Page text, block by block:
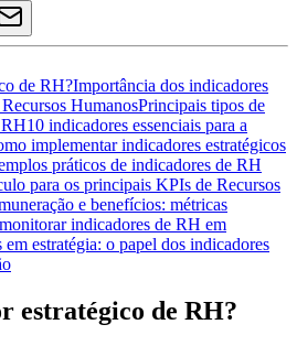
de RH?Importância dos indicadores
HumanosPrincipais tipos de
10 indicadores essenciais para a
implementar indicadores estratégicos
práticos de indicadores de RH
para os principais KPIs de Recursos
e benefícios: métricas
indicadores de RH em
estratégia: o papel dos indicadores
estratégico de RH?